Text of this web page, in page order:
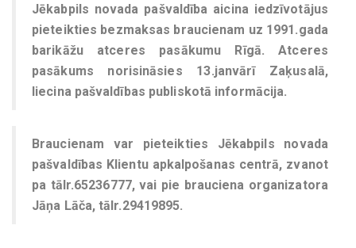
Jēkabpils novada pašvaldība aicina iedzīvotājus
pieteikties bezmaksas braucienam uz 1991.gada
barikāžu atceres pasākumu Rīgā. Atceres
pasākums norisināsies 13.janvārī Zaķusalā,
liecina pašvaldības publiskotā informācija.
Braucienam var pieteikties Jēkabpils novada
pašvaldības Klientu apkalpošanas centrā, zvanot
pa tālr.65236777, vai pie brauciena organizatora
Jāņa Lāča, tālr.29419895.